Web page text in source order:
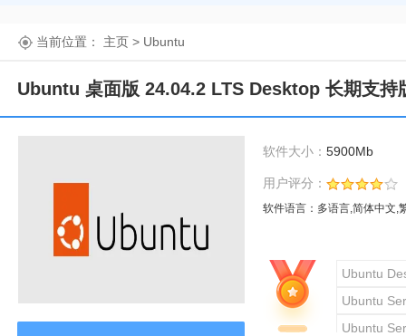
当前位置： 主页 > Ubuntu
Ubuntu 桌面版 24.04.2 LTS Desktop 长期支持
软件大小： 5900Mb
用户评分：
软件语言： 多语言,简体中文,
Ubuntu
Ubuntu
Ubuntu